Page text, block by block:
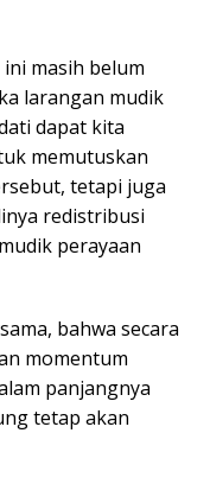
ini masih belum
larangan mudik
dapat kita
memutuskan
tetapi juga
redistribusi
perayaan
bahwa secara
momentum
panjangnya
tetap akan